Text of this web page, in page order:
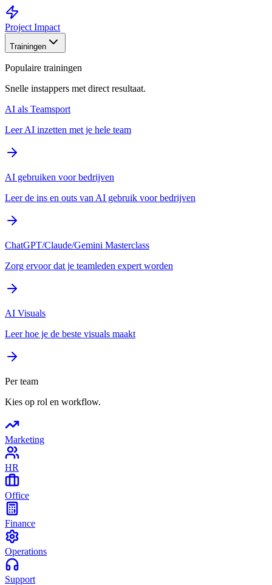
Project Impact
Trainingen
Populaire trainingen
Snelle instappers met direct resultaat.
AI als Teamsport
Leer AI inzetten met je hele team
AI gebruiken voor bedrijven
Leer de ins en outs van AI gebruik voor bedrijven
ChatGPT/Claude/Gemini Masterclass
Zorg ervoor dat je teamleden expert worden
AI Visuals
Leer hoe je de beste visuals maakt
Per team
Kies op rol en workflow.
Marketing
HR
Office
Finance
Operations
Support